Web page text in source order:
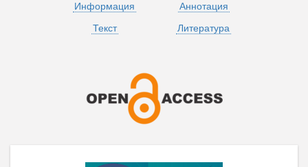
Информация
Аннотация
Текст
Литература